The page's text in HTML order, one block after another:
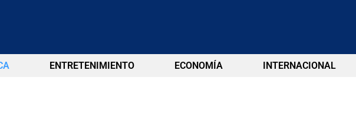
ENTRETENIMIENTO ECONOMÍA INTERNACIONAL